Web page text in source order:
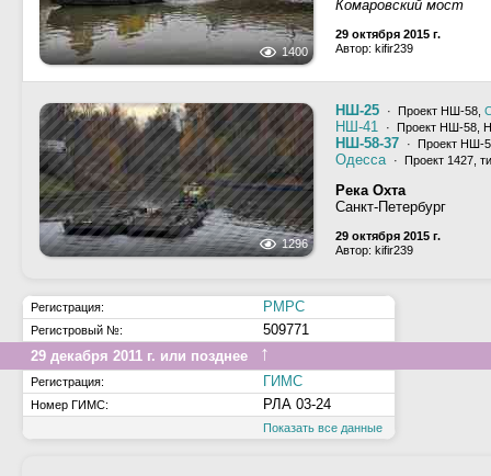
1400
Комаровский мост
29 октября 2015 г.
Автор: kifir239
1296
НШ-25 · Проект НШ-58,
НШ-41 · Проект НШ-
НШ-58-37 · Проект НШ-
Одесса · Проект 1427,
Река Охта
Санкт-Петербург
29 октября 2015 г.
Автор: kifir239
Регистрация: РМРС
Регистровый №:
509771
29 декабря 2011 г. или позднее
↑
Регистрация: ГИМС
Номер ГИМС: РЛА 03-24
Показать все данные